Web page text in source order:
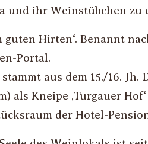
und ihr Weinstübchen
Hirten‘. Benannt
Portal.
aus dem 15./16. Jh.
als Kneipe ‚Turgauer
der Hotel-Pension